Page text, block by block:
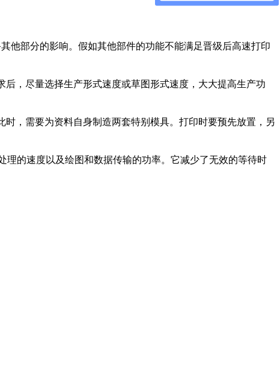
部分的影响。假如其他部件的功能不能满足晋级后高速打印
，尽量选择生产形式速度或草图形式速度，大大提高生产功
，需要为资料自身制造两套特别模具。打印时要预先放置，另
的速度以及绘图和数据传输的功率。它减少了无效的等待时